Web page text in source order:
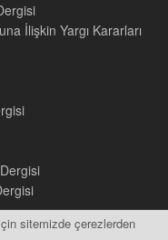
sitemizde çerezlerden
VE SEÇMEN
ALAN SEÇİM
İlişkin Yargı Kararları